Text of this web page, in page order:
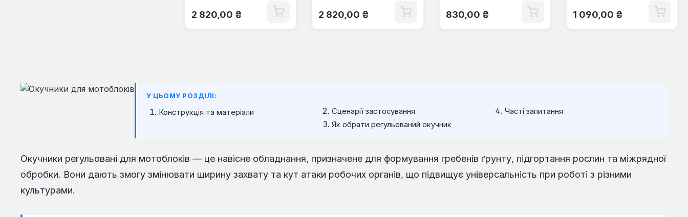
Звичайна ціна:
2 820,00 ₴ Звичайна ціна:
2 820,00 ₴ Звичайна ціна:
830,00 ₴ Звичайна ціна:
1 090,00 ₴
У ЦЬОМУ РОЗДІЛІ:
Конструкція та матеріали
Сценарії застосування
Як обрати регульований окучник
Часті запитання
Окучники регульовані для мотоблоків — це навісне обладнання, призначене для формування гребенів ґрунту, підгортання рослин та міжрядної
обробки. Вони дають змогу змінювати ширину захвату та кут атаки робочих органів, що підвищує універсальність при роботі з різними
культурами.